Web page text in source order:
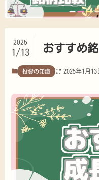
おすすめ
2025
1/13
投資の知識 2025年1月13